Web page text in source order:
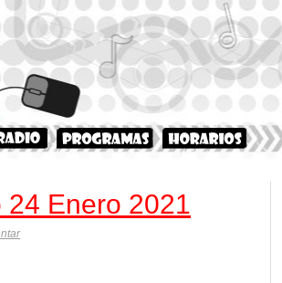
24 Enero 2021